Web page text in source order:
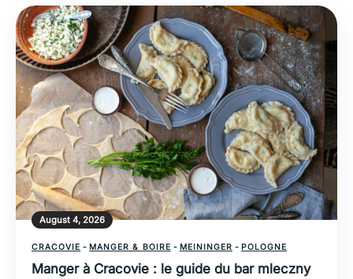
August 4, 2026
CRACOVIE - MANGER & BOIRE - MEININGER - POLOGNE
Manger à Cracovie : le guide du bar mleczny